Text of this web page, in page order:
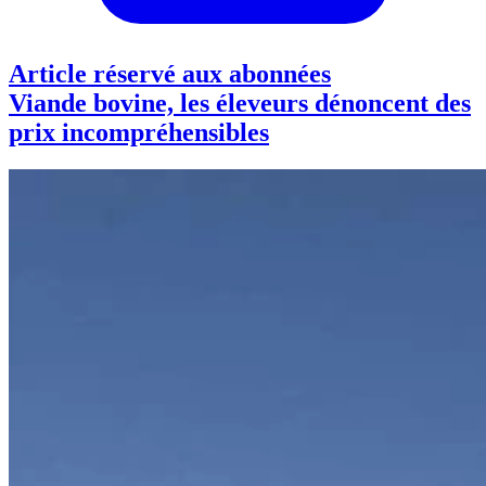
Article réservé aux abonnées
Viande bovine, les éleveurs dénoncent des
prix incompréhensibles